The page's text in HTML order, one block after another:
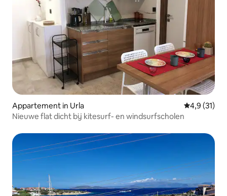
Appartement in Urla
4,9 (31)
Nieuwe flat dicht bij kitesurf- en windsurfscholen